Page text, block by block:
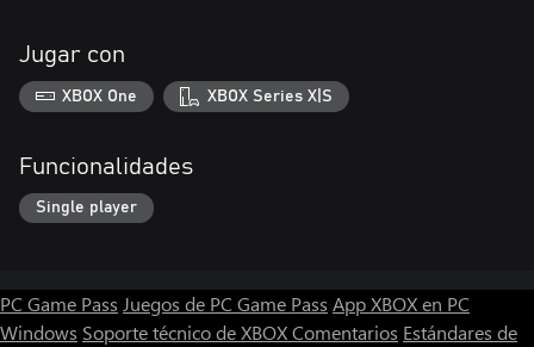
Jugar con
XBOX One XBOX Series X|S
Funcionalidades
Single player
PC Game Pass Juegos de PC Game Pass App XBOX en PC
Windows Soporte técnico de XBOXComentarios Estándares de